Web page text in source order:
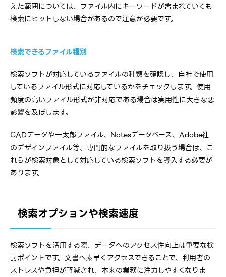
えた範囲については、ファイル内にキーワードが含まれていても
検索にヒットしない場合があるので注意が必要です。
検索できるファイル種別
検索ソフトが対応しているファイルの種類を確認し、自社で使用
しているファイル形式に対応しているかをチェックします。使用
頻度の高いファイル形式が非対応である場合は実用性に大きな悪
影響を及ぼします。
CADデータや一太郎ファイル、Notesデータベース、Adobe社
のデザインファイル等、専門的なファイルを取り扱う場合は、こ
れらが検索対象として対応している検索ソフトを導入する必要が
あります。
検索オプションや検索速度
検索ソフトを活用する際、データへのアクセス性向上は重要な検
討ポイントです。文書へ素早くアクセスできることで、利用者の
ストレスや負担が軽減され、本来の業務に注力しやすくなりま